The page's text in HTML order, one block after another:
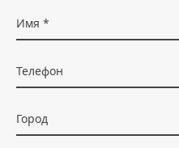
Имя
Телефон
Город